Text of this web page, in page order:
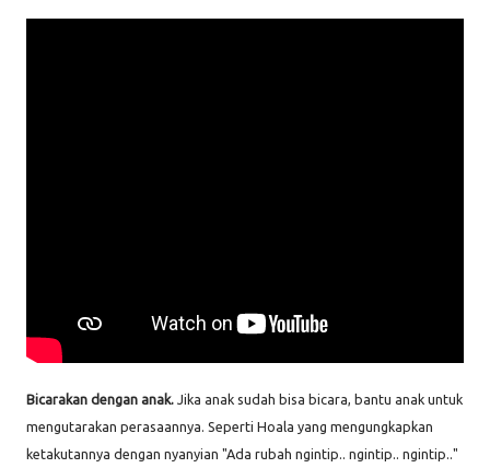
Bicarakan dengan anak. Jika anak sudah bisa bicara, bantu anak untuk
mengutarakan perasaannya. Seperti Hoala yang mengungkapkan
ketakutannya dengan nyanyian "Ada rubah ngintip.. ngintip.. ngintip.."